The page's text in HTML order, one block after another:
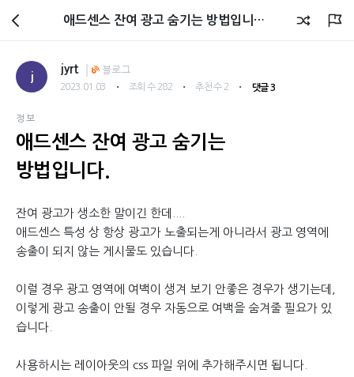
회원광장 애드센스 잔여 광고 숨기는 방법입니다.
j
jyrt 블로그
2023.01.03 ・ 조회 수 282 ・ 추천 수 2 ・ 댓글 3
정보
애드센스 잔여 광고 숨기는
방법입니다.
잔여 광고가 생소한 말이긴 한데....
애드센스 특성 상 항상 광고가 노출되는게 아니라서 광고 영역에
송출이 되지 않는 게시물도 있습니다.
이럴 경우 광고 영역에 여백이 생겨 보기 안좋은 경우가 생기는데,
이렇게 광고 송출이 안될 경우 자동으로 여백을 숨겨줄 필요가 있
습니다.
사용하시는 레이아웃의 css 파일 위에 추가해주시면 됩니다.